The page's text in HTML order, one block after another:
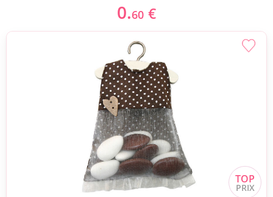
Livraison point relais gratuit dès 89 € !
Payez votre commande en 4X sans frais
0.60 €